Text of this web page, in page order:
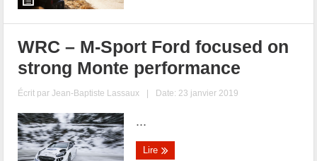
WRC – M-Sport Ford focused on
strong Monte performance
Écrit parJean-Baptiste Lassaux | Date: 23 janvier 2019
...
Lire